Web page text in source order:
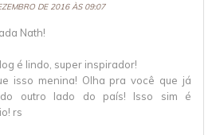
DE 2016 ÀS 09:07
Nath!
é lindo, super inspirador!
isso menina! Olha pra você que já
outro lado do país! Isso sim é
rs